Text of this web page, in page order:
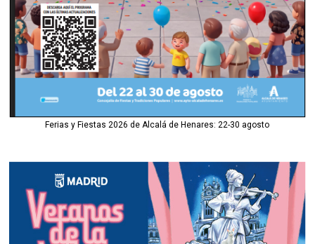
Ferias y Fiestas 2026 de Alcalá de Henares: 22-30 agosto